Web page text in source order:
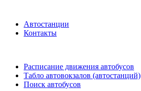
Автостанции
Контакты
Расписание движения автобусов
Табло автовокзалов (автостанций)
Поиск автобусов